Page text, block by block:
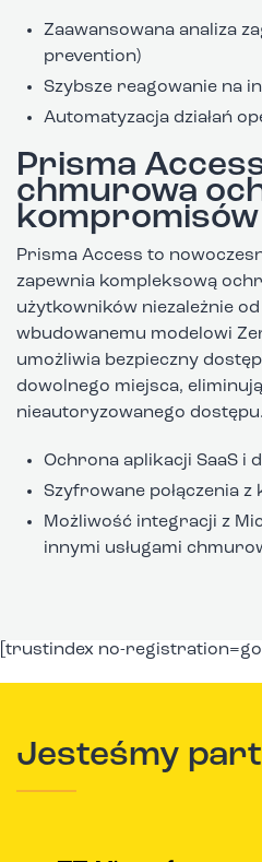
Zaawansowana analiza
prevention)
Szybsze reagowanie na
Automatyzacja działań
Prisma
chmurowa
kompromisów
Prisma Access to
zapewnia kompleksową
użytkowników niezależnie
wbudowanemu modelowi
umożliwia bezpieczny
dowolnego miejsca,
nieautoryzowanego dostępu.
Ochrona aplikacji SaaS i
Szyfrowane połączenia
Możliwość integracji z
innymi usługami
[trustindex no-
Jesteśmy